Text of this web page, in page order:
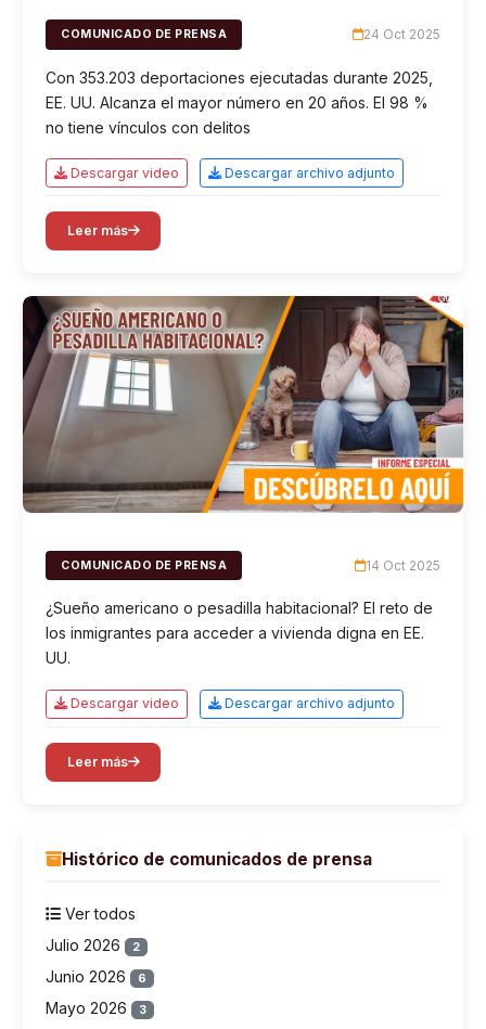
COMUNICADO DE PRENSA 24 Oct 2025
Con 353.203 deportaciones ejecutadas durante 2025,
EE. UU. Alcanza el mayor número en 20 años. El 98 %
no tiene vínculos con delitos
Descargar video Descargar archivo adjunto
Leer más
COMUNICADO DE PRENSA 14 Oct 2025
¿Sueño americano o pesadilla habitacional? El reto de
los inmigrantes para acceder a vivienda digna en EE.
UU.
Descargar video Descargar archivo adjunto
Leer más
Histórico de comunicados de prensa
Ver todos
Julio 2026
2
Junio 2026 6
Mayo 2026 3